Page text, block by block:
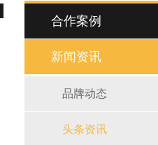
合作案例
新闻资讯
品牌动态
头条资讯